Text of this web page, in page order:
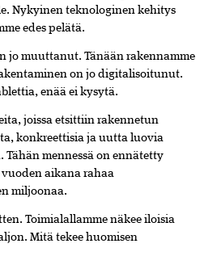
Nykyinen teknologinen kehitys
edes pelätä.
jo muuttanut. Tänään rakennamme
on jo digitalisoitunut.
enää ei kysytä.
joissa etsittiin rakennetun
konkreettisia ja uutta luovia
mennessä on ennätetty
aikana rahaa
miljoonaa.
Toimialallamme näkee iloisia
Mitä tekee huomisen